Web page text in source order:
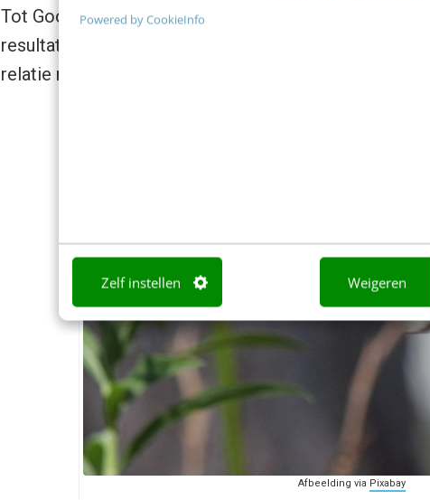
Powered by CookieInfo
Zelf instellen Weigeren
Tot Google in 2013Hummingbird
lanceerde.
resultaten weer te geven die niet exact dezelfde
relatie met elkaar hebben.
Afbeelding via Pixabay